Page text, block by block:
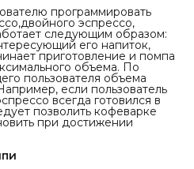
программировать
эспрессо,
следующим образом:
его напиток,
приготовление и помпа
объема. По
пользователя объема
если пользователь
всегда готовился в
позволить кофеварке
при достижении